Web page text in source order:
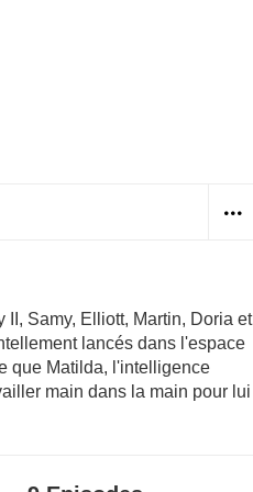
Samy, Elliott, Martin, Doria et
lancés dans l'espace
que Matilda, l'intelligence
main dans la main pour lui